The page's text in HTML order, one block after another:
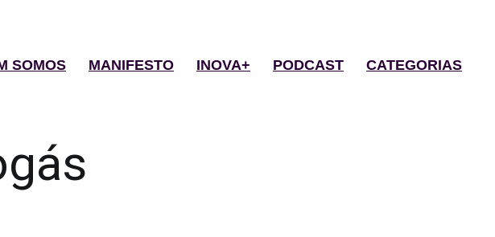
SOMOS MANIFESTO INOVA+ PODCAST CATEGORIAS